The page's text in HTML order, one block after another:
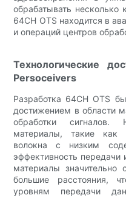
обрабатывать несколько
64CH OTS находится в
и операций центров
Технологические
Persoceivers
Разработка 64CH OTS
достижением в области
обработки сигналов.
материалы, такие как
волокна с низким
эффективность передачи
материалы значительно
большие расстояния,
уровням передачи